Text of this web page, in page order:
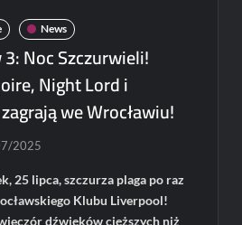
News
Noc Szczurwieli!
Night Lord i
we Wrocławiu!
2025
25 lipca, szczurza plaga po raz
Klubu Liverpool!
dźwięków cięższych niż